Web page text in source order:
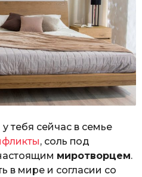
тебя сейчас в семье
, соль под
миротворцем.
в мире и согласии со